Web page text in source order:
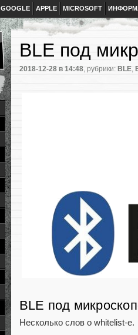
GOOGLE APPLE MICROSOFT
BLE под
2018-12-28 в 14:48, рубрики: BLE,
BLE под
Несколько слов о whitelist-е.